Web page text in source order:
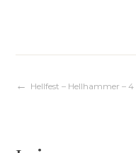
Navigation
Hellfest – Hellhammer – 4